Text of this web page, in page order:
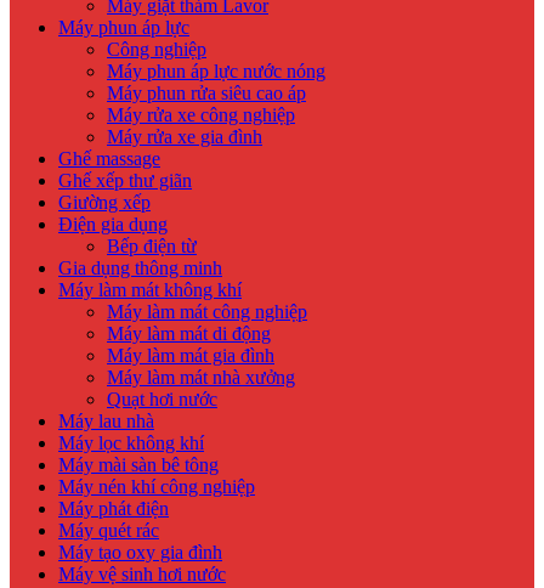
Máy giặt thảm Lavor
Máy phun áp lực
Công nghiệp
Máy phun áp lực nước nóng
Máy phun rửa siêu cao áp
Máy rửa xe công nghiệp
Máy rửa xe gia đình
Ghế massage
Ghế xếp thư giãn
Giường xếp
Điện gia dụng
Bếp điện từ
Gia dụng thông minh
Máy làm mát không khí
Máy làm mát công nghiệp
Máy làm mát di động
Máy làm mát gia đình
Máy làm mát nhà xưởng
Quạt hơi nước
Máy lau nhà
Máy lọc không khí
Máy mài sàn bê tông
Máy nén khí công nghiệp
Máy phát điện
Máy quét rác
Máy tạo oxy gia đình
Máy vệ sinh hơi nước